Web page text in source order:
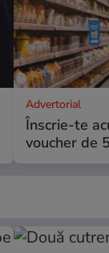
Advertorial
Înscrie-te
voucher de